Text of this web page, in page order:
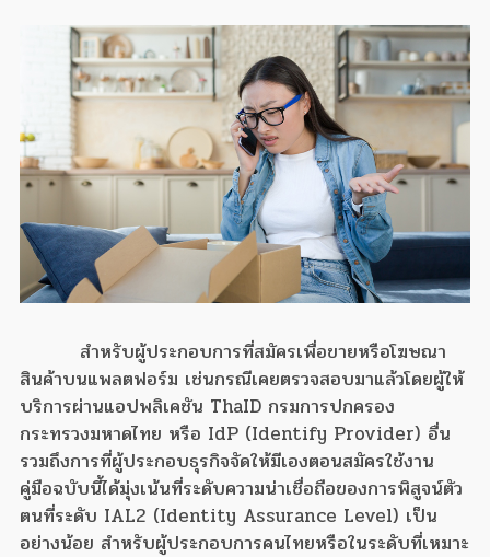
สำหรับผู้ประกอบการที่สมัครเพื่อขายหรือโฆษณา
สินค้าบนแพลตฟอร์ม เช่นกรณีเคยตรวจสอบมาแล้วโดยผู้ให้
บริการผ่านแอปพลิเคชัน ThaID กรมการปกครอง
กระทรวงมหาดไทย หรือ IdP (Identify Provider) อื่น
รวมถึงการที่ผู้ประกอบธุรกิจจัดให้มีเองตอนสมัครใช้งาน
คู่มือฉบับนี้ได้มุ่งเน้นที่ระดับความน่าเชื่อถือของการพิสูจน์ตัว
ตนที่ระดับ IAL2 (Identity Assurance Level) เป็น
อย่างน้อย สำหรับผู้ประกอบการคนไทยหรือในระดับที่เหมาะ